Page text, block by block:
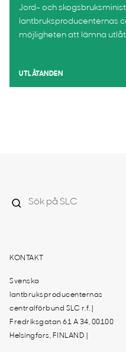
Jord- och
lantbruksproducenternas
möjligheten att lämna
UTLÅTANDEN
KONTAKT
Svenska
lantbruksproducenternas
centralförbund SLC r.f. |
Fredriksgatan 61 A 34, 00100
Helsingfors, FINLAND |